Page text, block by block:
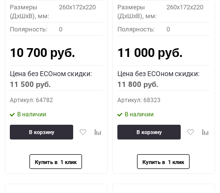
Размеры
(ДхШхВ), мм:
260x172x220
Полярность: 0
10 700 руб.
Цена без ECOном скидки:
11 500 руб.
Артикул: 64782
В наличии
ДобавитьДобавить
В корзину
Размеры
(ДхШхВ), мм:
260x172x220
Полярность: 0
11 000 руб.
Цена без ECOном скидки:
11 800 руб.
Артикул: 68323
В наличии
Добавить
В корзину